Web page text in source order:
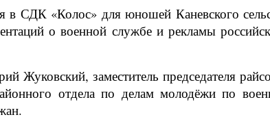
«Колос» для юношей Каневского
о военной службе и рекламы
Жуковский, заместитель председателя
отдела по делам молодёжи по